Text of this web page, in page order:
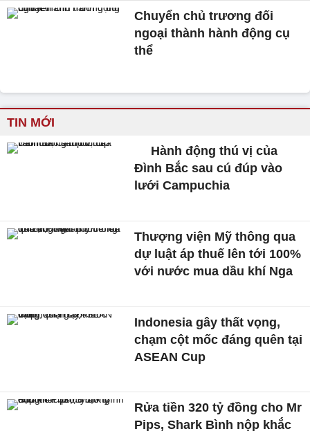
Chuyển chủ trương đối
ngoại thành hành động cụ
thể
TIN MỚI
Hành động thú vị của
Đình Bắc sau cú đúp vào
lưới Campuchia
Thượng viện Mỹ thông qua
dự luật áp thuế lên tới 100%
với nước mua dầu khí Nga
Indonesia gây thất vọng,
chạm cột mốc đáng quên tại
ASEAN Cup
Rửa tiền 320 tỷ đồng cho Mr
Pips, Shark Bình nộp khắc